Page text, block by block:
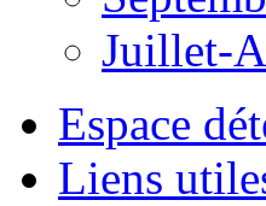
Juillet-
Espace
Liens